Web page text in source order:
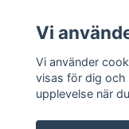
Sociala medier
Vi
Vi använder
visas för dig och
upplevelse när